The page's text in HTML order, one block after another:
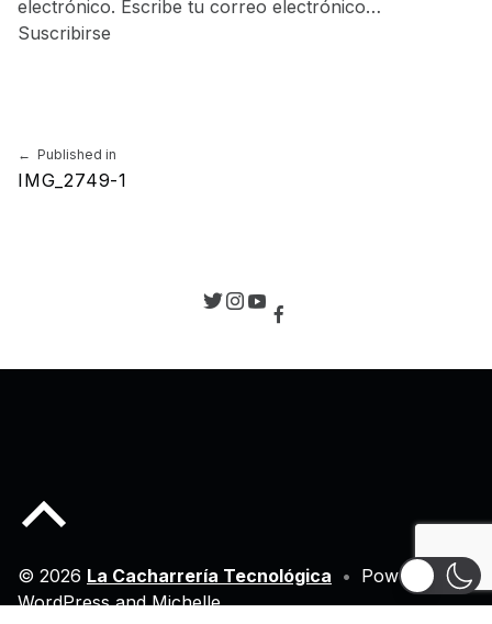
electrónico. Escribe tu correo electrónico…
Suscribirse
Navegación de entradas
Published in
IMG_2749-1
© 2026 La Cacharrería Tecnológica • Powered by
WordPressandMichelle.